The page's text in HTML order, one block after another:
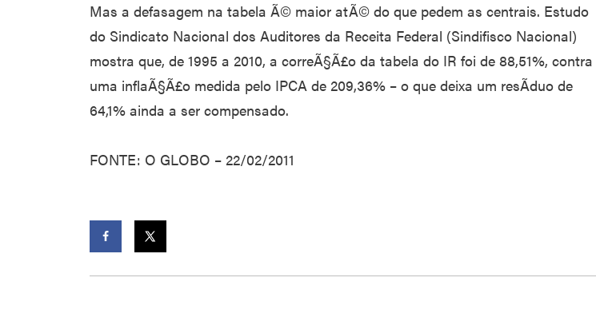
Mas a defasagem na tabela Ã© maior atÃ© do que pedem as centrais. Estudo
do Sindicato Nacional dos Auditores da Receita Federal (Sindifisco Nacional)
mostra que, de 1995 a 2010, a correÃ§Ã£o da tabela do IR foi de 88,51%, contra
uma inflaÃ§Ã£o medida pelo IPCA de 209,36% – o que deixa um resÃ­duo de
64,1% ainda a ser compensado.
FONTE: O GLOBO – 22/02/2011